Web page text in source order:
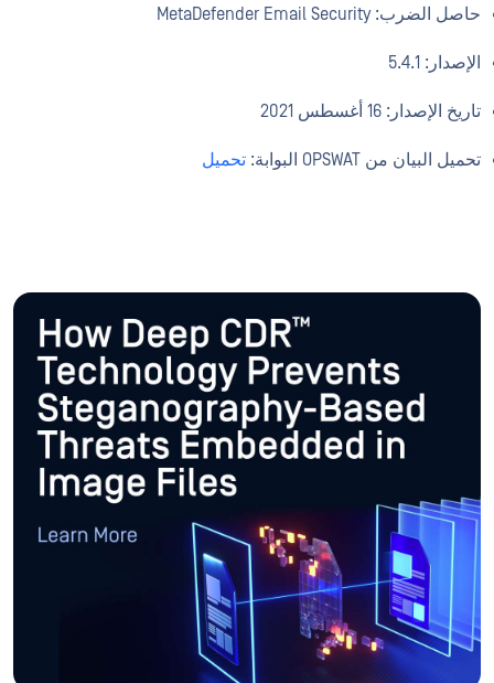
حاصل الضرب: MetaDefender Email Security
الإصدار: 5.4.1
تاريخ الإصدار: 16 أغسطس 2021
تحميل البيان من OPSWAT البوابة: تحميل